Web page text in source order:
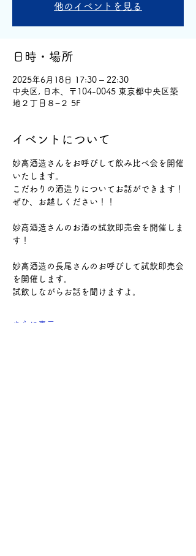
他のイベントを見る
日時・場所
2025年6月18日 17:30 – 22:30
中央区, 日本、〒104-0045 東京都中央区築
地２丁目８−２ 5F
イベントについて
妙高酒造さんをお呼びして飲み比べ会を開催
いたします。
こだわりの酒造りについてお話ができます！
ぜひ、お越しください！！
妙高酒造さんのお酒の試飲即売会を開催しま
す！
妙高酒造の長尾さんのお呼びして試飲即売会
を開催します。
試飲しながらお話を聞けますよ。
さらに表示